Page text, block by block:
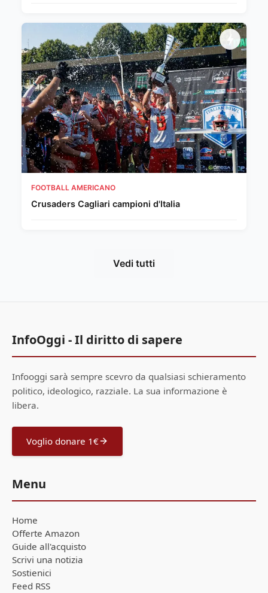
FOOTBALL AMERICANO
Crusaders Cagliari campioni d'Italia
Vedi tutti
InfoOggi - Il diritto di sapere
Infooggi sarà sempre scevro da qualsiasi schieramento
politico, ideologico, razziale. La sua informazione è
libera.
Voglio donare 1€
Menu
Home
Offerte Amazon
Guide all'acquisto
Scrivi una notizia
Sostienici
Feed RSS